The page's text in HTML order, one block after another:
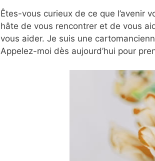
Êtes-vous curieux de ce que l’avenir
hâte de vous rencontrer et de vous
vous aider. Je suis une
Appelez-moi dès aujourd’hui pour